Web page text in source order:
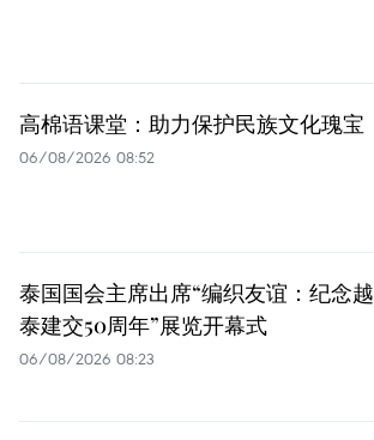
高棉语课堂：助力保护民族文化瑰宝
06/08/2026 08:52
泰国国会主席出席“编织友谊：纪念越
泰建交50周年”展览开幕式
06/08/2026 08:23